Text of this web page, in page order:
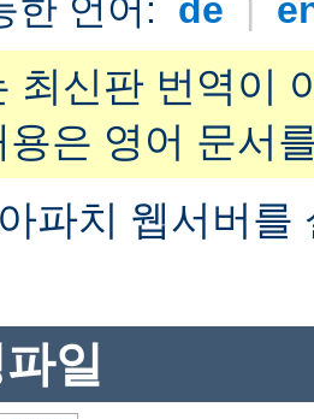
한 언어: de |
최신판 번역이
용은 영어 문서
파치 웹서버를
일